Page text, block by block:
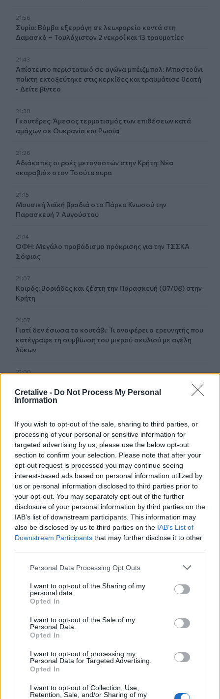
Cretalive - Do Not Process My Personal
Information
If you wish to opt-out of the sale, sharing to third parties, or
processing of your personal or sensitive information for
targeted advertising by us, please use the below opt-out
section to confirm your selection. Please note that after your
opt-out request is processed you may continue seeing
interest-based ads based on personal information utilized by
us or personal information disclosed to third parties prior to
your opt-out. You may separately opt-out of the further
disclosure of your personal information by third parties on the
IAB’s list of downstream participants. This information may
also be disclosed by us to third parties on the IAB’s List of
Downstream Participants that may further disclose it to other
Personal Data Processing Opt Outs
I want to opt-out of the Sharing of my
personal data.
Opted In
I want to opt-out of the Sale of my
Personal Data.
Opted In
I want to opt-out of processing my
Personal Data for Targeted Advertising.
Opted In
I want to opt-out of Collection, Use,
Retention, Sale, and/or Sharing of my
21:56
Συρία: Βόμβα εξερράγη σε λεωφορείο κοντά στη
Δαμασκό – Τουλάχιστον 2 νεκροί και 13 τραυματίες
21:43
Απίστευτο περιστατικό σε αγώνα μπέιζμπολ: Μπαστούνι
παίκτη εκτοξεύτηκε στις κερκίδες και τραυμάτισε θεατή
- Δείτε βίντεο
21:30
Γκουτέρες: Άμεσος τερματισμός των επιθέσεων κατά
αμάχων σε Ουκρανία και Ρωσία
21:26
Αδιάκοπες οι ροές μεταναστών στην Κρήτη: Νέα
«καραβιά» στον Τσούτσουρα
21:15
Μουσική λαϊκή βραδιά στο Πάρκο Κνωσού την
Παρασκευή 7 Αυγούστου
21:14
ΟΦΗ: Μεγάλο προβάδισμα πρόκρισης για την ΤΣΣΚΑ
Σόφιας
21:07
Καιρός: Βοριάδες και ζέστη την Παρασκευή (07/08) στην
Κρήτη
21:07
Γιατί δεν έσωσα το κουτάβι: Τι αναφέρει ο ερευνητής που
κατέγραφε τη συμβίωση του μικρού σκυλιού με αγέλη
λύκων
21:00
αναμνήσεις στο Αρχαιολογικό Μουσείο
Στην Κρήτη ο υπ. Υποδομών Χρίστος Δήμας: «Προχωρούν
τα έργα σε όλο το μήκος του ΒΟΑΚ»
20:42
Νορβηγία: Μυστηριώδεις θάνατοι ταράνδων δημιουργούν
ερωτηματικά
20:29
Ιεράπετρα: Χειροπέδες σε 20χρονο φερόμενο διακινητή
για την «καραβιά» με τους 45 μετανάστες
20:21
Γερμανία: Τουλάχιστον 25 τραυματίες, οι επτά σοβαρά,
από σύγκρουση δύο τραμ - Δείτε βίντεο
20:06
Οργανωτικό λίφτινγκ χρειάζονται οι δήμοι
Ζ. Κωνσταντοπούλου για πυρκαγιές: Αυτό που συμβαίνει
δεν είναι ατύχημα αλλά έγκλημα συνεχιζόμενο